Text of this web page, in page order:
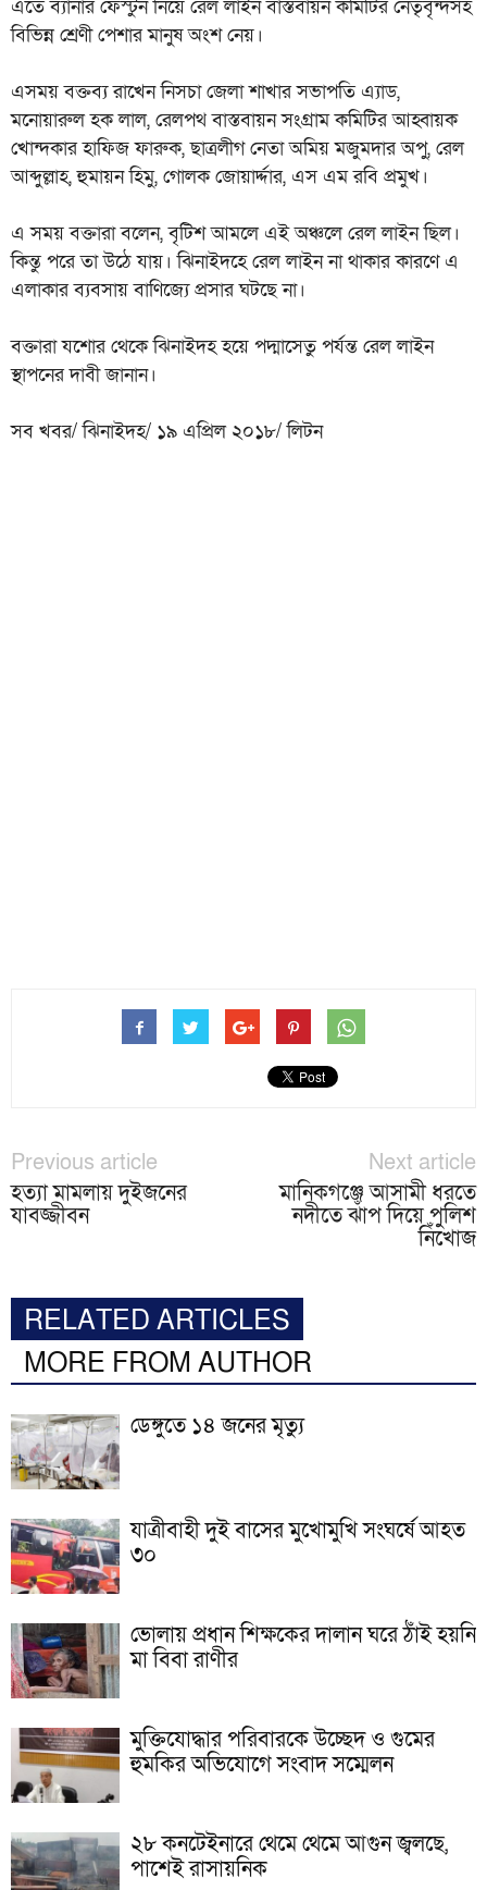
এতে ব্যানার ফেস্টুন নিয়ে রেল লাইন বাস্তবায়ন কমিটির নেতৃবৃন্দসহ
বিভিন্ন শ্রেণী পেশার মানুষ অংশ নেয়।
এসময় বক্তব্য রাখেন নিসচা জেলা শাখার সভাপতি এ্যাড,
মনোয়ারুল হক লাল, রেলপথ বাস্তবায়ন সংগ্রাম কমিটির আহ্বায়ক
খোন্দকার হাফিজ ফারুক, ছাত্রলীগ নেতা অমিয় মজুমদার অপু, রেল
আব্দুল্লাহ, হুমায়ন হিমু, গোলক জোয়ার্দ্দার, এস এম রবি প্রমুখ।
এ সময় বক্তারা বলেন, বৃটিশ আমলে এই অঞ্চলে রেল লাইন ছিল।
কিন্তু পরে তা উঠে যায়। ঝিনাইদহে রেল লাইন না থাকার কারণে এ
এলাকার ব্যবসায় বাণিজ্যে প্রসার ঘটছে না।
বক্তারা যশোর থেকে ঝিনাইদহ হয়ে পদ্মাসেতু পর্যন্ত রেল লাইন
স্থাপনের দাবী জানান।
সব খবর/ ঝিনাইদহ/ ১৯ এপ্রিল ২০১৮/ লিটন
Previous article
হত্যা মামলায় দুইজনের
যাবজ্জীবন
Next article
মানিকগঞ্জে আসামী ধরতে
নদীতে ঝাঁপ দিয়ে পুলিশ
নিঁখোজ
RELATED ARTICLES
MORE FROM AUTHOR
ডেঙ্গুতে ১৪ জনের মৃত্যু
যাত্রীবাহী দুই বাসের মুখোমুখি সংঘর্ষে আহত
৩০
ভোলায় প্রধান শিক্ষকের দালান ঘরে ঠাঁই হয়নি
মা বিবা রাণীর
মুক্তিযোদ্ধার পরিবারকে উচ্ছেদ ও গুমের
হুমকির অভিযোগে সংবাদ সম্মেলন
২৮ কনটেইনারে থেমে থেমে আগুন জ্বলছে,
পাশেই রাসায়নিক